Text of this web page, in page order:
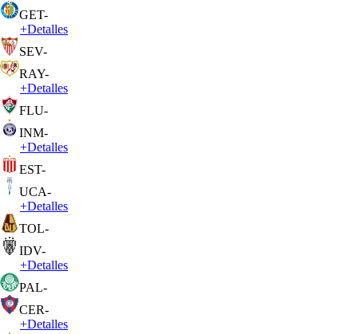
GET-
+Detalles
SEV-
RAY-
+Detalles
FLU-
INM-
+Detalles
EST-
UCA-
+Detalles
TOL-
IDV-
+Detalles
PAL-
CER-
+Detalles